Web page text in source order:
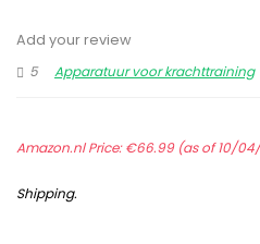
Add your review
5
Apparatuur voor krachttraining
Amazon.nl Price:€66.99(as of 10/04/
Shipping.